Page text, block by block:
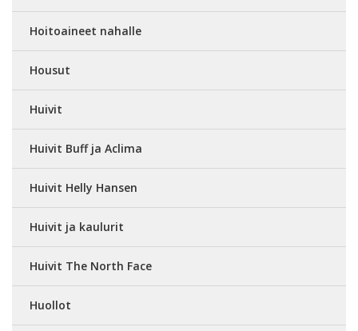
Hoitoaineet nahalle
Housut
Huivit
Huivit Buff ja Aclima
Huivit Helly Hansen
Huivit ja kaulurit
Huivit The North Face
Huollot